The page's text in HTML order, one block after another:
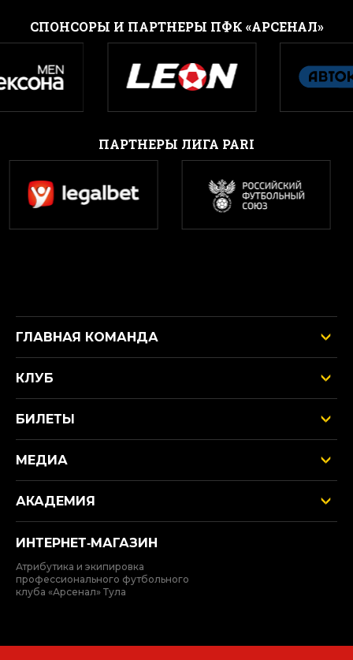
CПОНСОРЫ И ПАРТНЕРЫ ПФК «АРСЕНАЛ»
ПАРТНЕРЫ ЛИГА PARI
ГЛАВНАЯ КОМАНДА
КЛУБ
БИЛЕТЫ
МЕДИА
АКАДЕМИЯ
ИНТЕРНЕТ‑МАГАЗИН
Атрибутика и экипировка
профессионального футбольного
клуба «Арсенал» Тула